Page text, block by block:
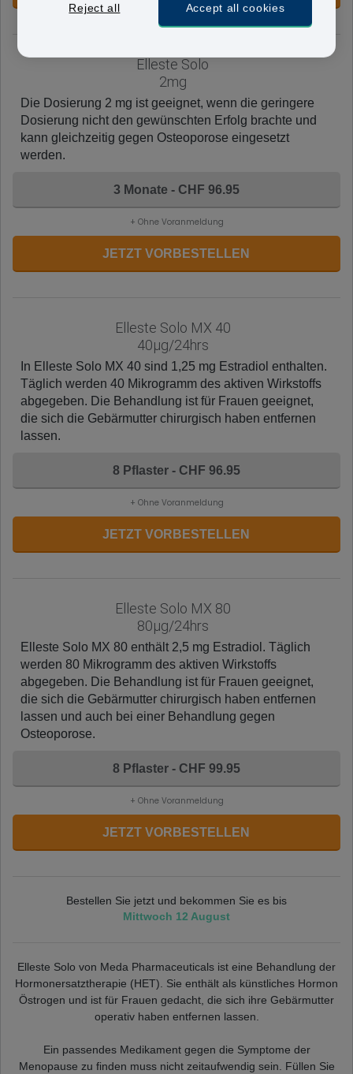
Elleste Solo
2mg
Die Dosierung 2 mg ist geeignet, wenn die geringere
Dosierung nicht den gewünschten Erfolg brachte und
kann gleichzeitig gegen Osteoporose eingesetzt
werden.
3 Monate - CHF 96.95
+ Ohne Voranmeldung
JETZT VORBESTELLEN
Elleste Solo MX 40
40µg/24hrs
In Elleste Solo MX 40 sind 1,25 mg Estradiol enthalten.
Täglich werden 40 Mikrogramm des aktiven Wirkstoffs
abgegeben. Die Behandlung ist für Frauen geeignet,
die sich die Gebärmutter chirurgisch haben entfernen
lassen.
8 Pflaster - CHF 96.95
+ Ohne Voranmeldung
JETZT VORBESTELLEN
Elleste Solo MX 80
80µg/24hrs
Elleste Solo MX 80 enthält 2,5 mg Estradiol. Täglich
werden 80 Mikrogramm des aktiven Wirkstoffs
abgegeben. Die Behandlung ist für Frauen geeignet,
die sich die Gebärmutter chirurgisch haben entfernen
lassen und auch bei einer Behandlung gegen
Osteoporose.
8 Pflaster - CHF 99.95
+ Ohne Voranmeldung
JETZT VORBESTELLEN
Bestellen Sie jetzt und bekommen Sie es bis
Mittwoch 12 August
Elleste Solo von Meda Pharmaceuticals ist eine Behandlung der
Hormonersatztherapie (HET). Sie enthält als künstliches Hormon
Östrogen und ist für Frauen gedacht, die sich ihre Gebärmutter
operativ haben entfernen lassen.
Ein passendes Medikament gegen die Symptome der
Menopause zu finden muss nicht zeitaufwendig sein. Füllen Sie
Reject all Accept all cookies